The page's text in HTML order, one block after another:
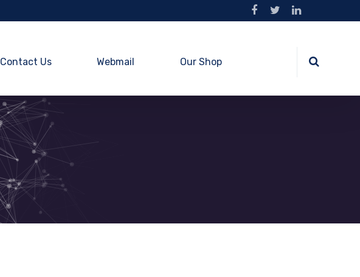
Contact Us Webmail Our Shop